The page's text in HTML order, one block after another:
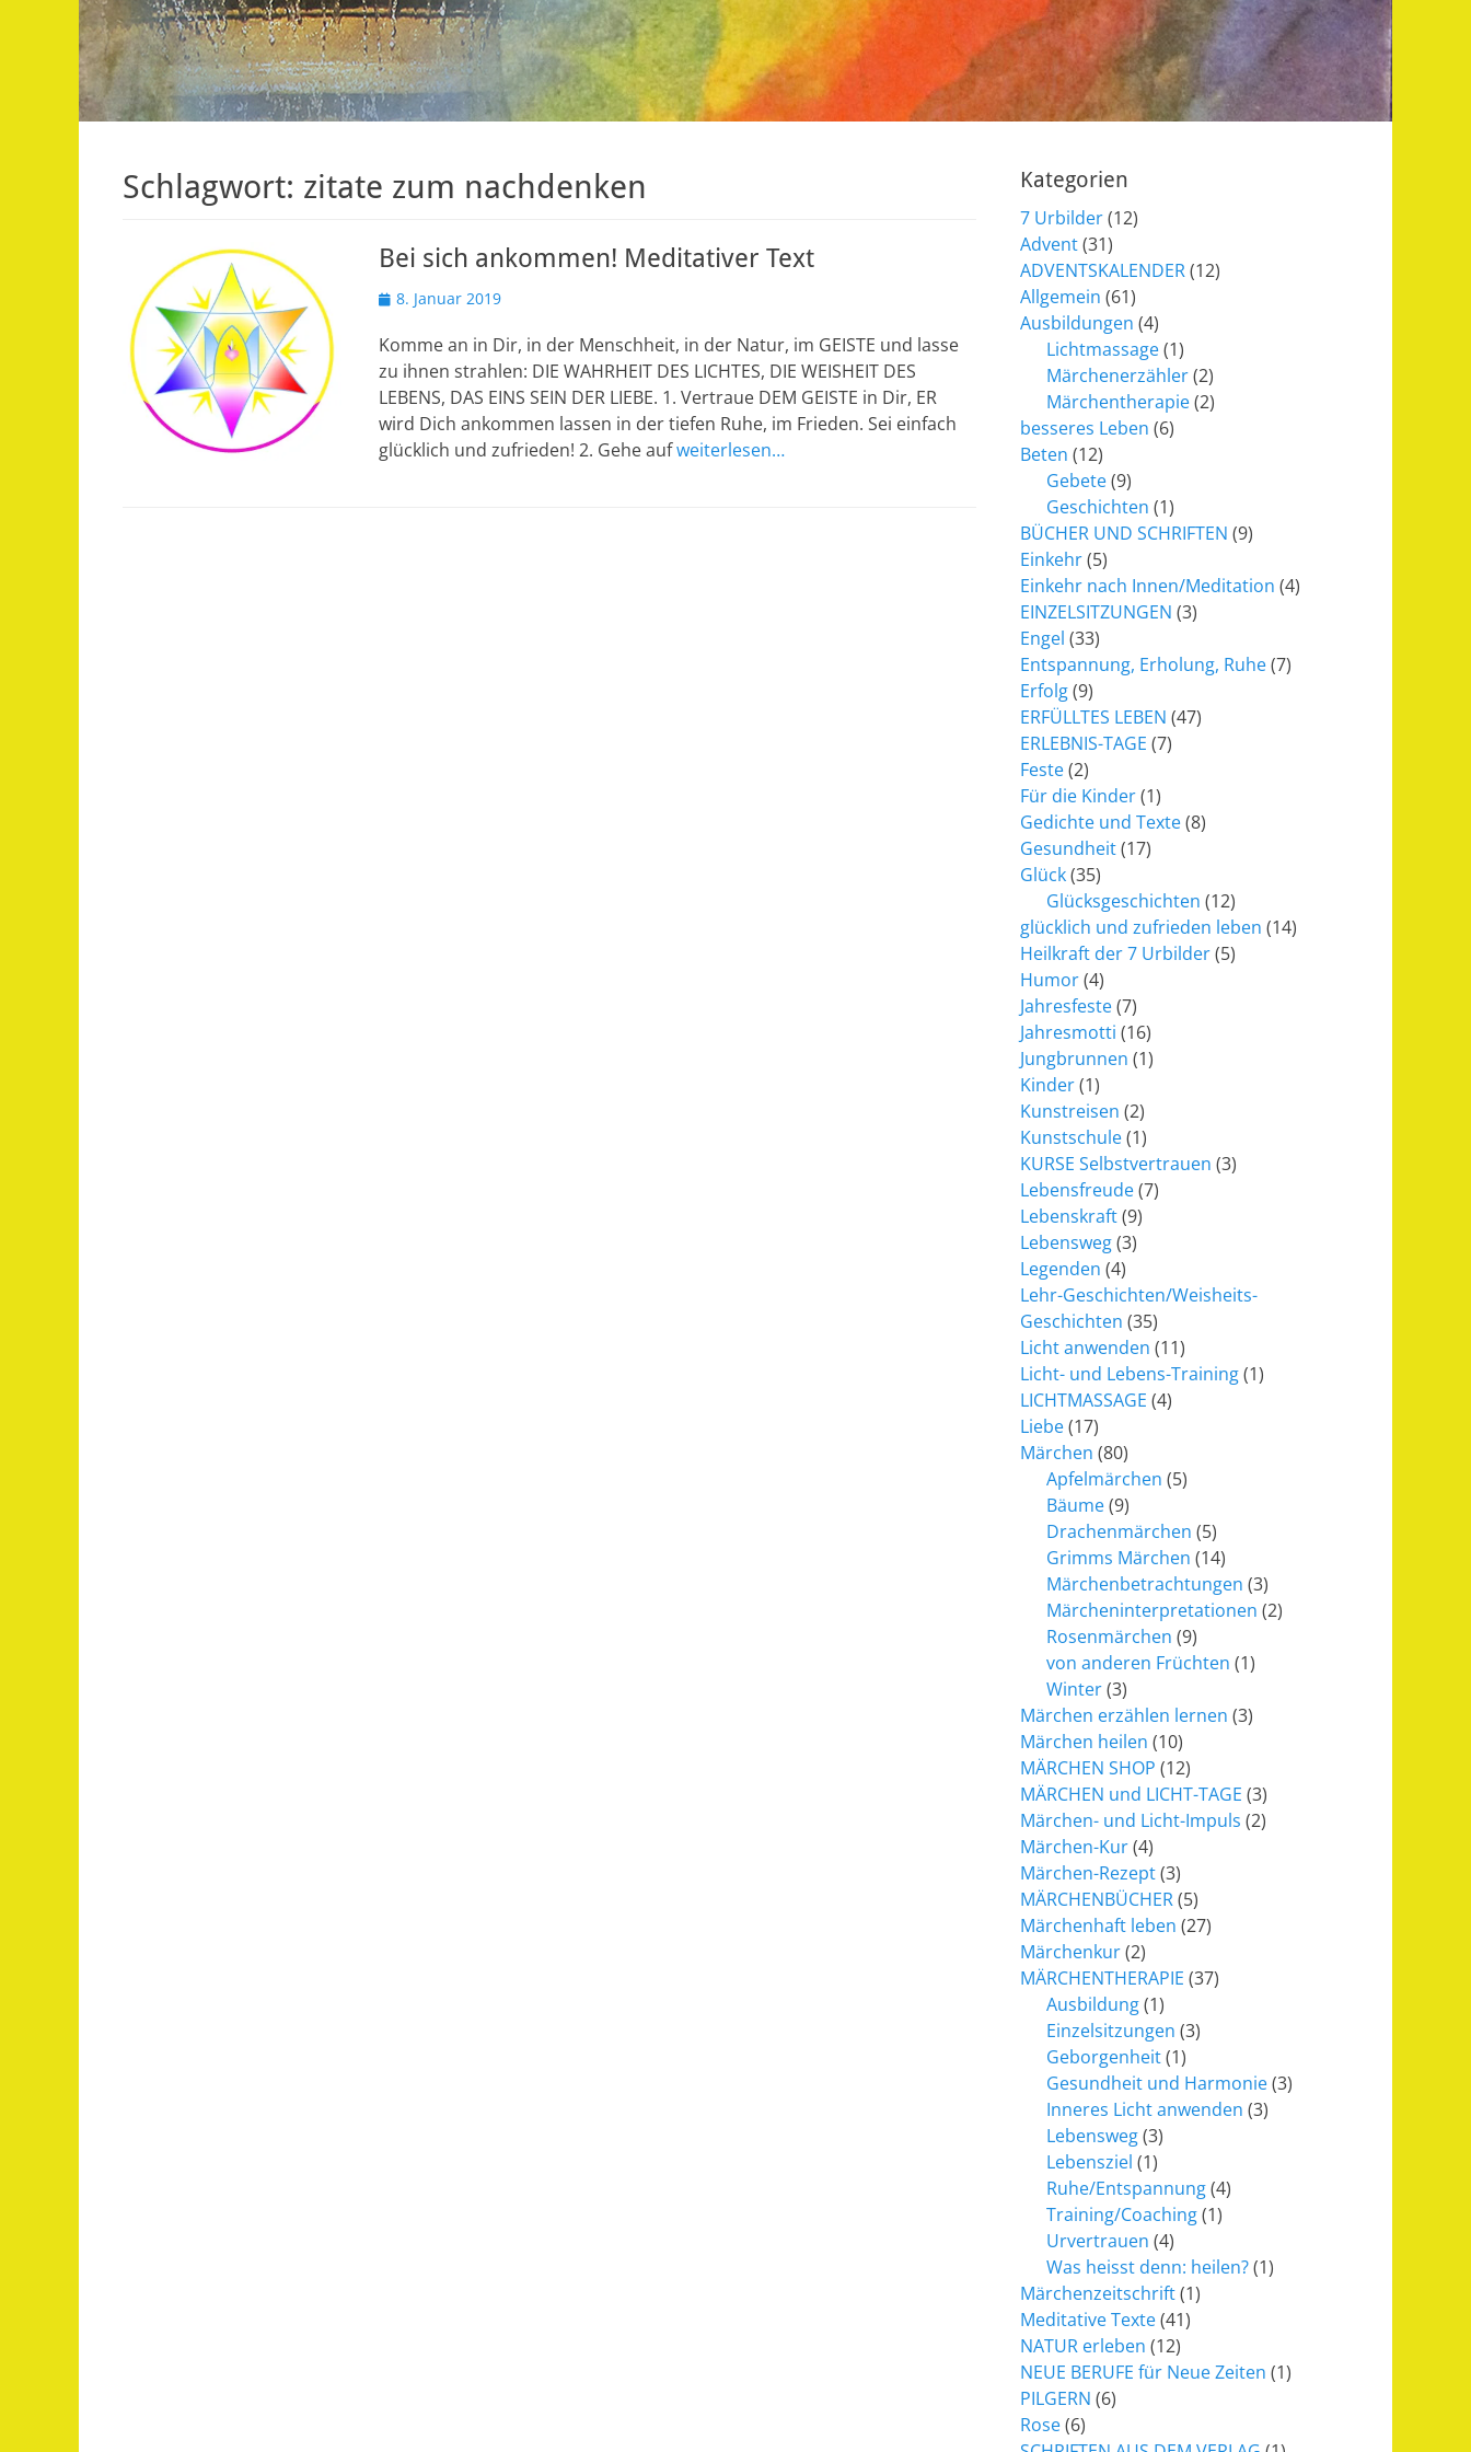
Schlagwort: zitate zum nachdenken
Bei sich ankommen! Meditativer Text
Veröffentlicht
8. Januar 2019
Komme an in Dir, in der Menschheit, in der Natur, im GEISTE und lasse
zu ihnen strahlen: DIE WAHRHEIT DES LICHTES, DIE WEISHEIT DES
LEBENS, DAS EINS SEIN DER LIEBE. 1. Vertraue DEM GEISTE in Dir, ER
wird Dich ankommen lassen in der tiefen Ruhe, im Frieden. Sei einfach
glücklich und zufrieden! 2. Gehe aufweiterlesen…
Kategorien
7 Urbilder(12)
Advent(31)
ADVENTSKALENDER(12)
Allgemein (61)
Ausbildungen (4)
Lichtmassage(1)
Märchenerzähler(2)
Märchentherapie(2)
besseres Leben (6)
Beten (12)
Gebete(9)
Geschichten (1)
BÜCHER UND SCHRIFTEN (9)
Einkehr(5)
Einkehr nach Innen/Meditation (4)
EINZELSITZUNGEN (3)
Engel (33)
Entspannung, Erholung, Ruhe(7)
Erfolg(9)
ERFÜLLTES LEBEN (47)
ERLEBNIS-TAGE (7)
Feste(2)
Für die Kinder(1)
Gedichte und Texte(8)
Gesundheit(17)
Glück(35)
Glücksgeschichten (12)
glücklich und zufrieden leben (14)
Heilkraft der 7 Urbilder(5)
Humor(4)
Jahresfeste(7)
Jahresmotti (16)
Jungbrunnen (1)
Kinder(1)
Kunstreisen (2)
Kunstschule(1)
KURSE Selbstvertrauen (3)
Lebensfreude(7)
Lebenskraft(9)
Lebensweg(3)
Legenden (4)
Lehr-Geschichten/Weisheits-
Geschichten (35)
Licht anwenden (11)
Licht- und Lebens-Training(1)
LICHTMASSAGE (4)
Liebe(17)
Märchen (80)
Apfelmärchen (5)
Bäume(9)
Drachenmärchen (5)
Grimms Märchen (14)
Märchenbetrachtungen (3)
Märcheninterpretationen (2)
Rosenmärchen (9)
von anderen Früchten (1)
Winter(3)
Märchen erzählen lernen (3)
Märchen heilen (10)
MÄRCHEN SHOP (12)
MÄRCHEN und LICHT-TAGE (3)
Märchen- und Licht-Impuls (2)
Märchen-Kur(4)
Märchen-Rezept(3)
MÄRCHENBÜCHER(5)
Märchenhaft leben (27)
Märchenkur(2)
MÄRCHENTHERAPIE (37)
Ausbildung(1)
Einzelsitzungen (3)
Geborgenheit(1)
Gesundheit und Harmonie(3)
Inneres Licht anwenden (3)
Lebensweg(3)
Lebensziel (1)
Ruhe/Entspannung(4)
Training/Coaching(1)
Urvertrauen (4)
Was heisst denn: heilen?(1)
Märchenzeitschrift(1)
Meditative Texte(41)
NATUR erleben (12)
NEUE BERUFE für Neue Zeiten (1)
PILGERN (6)
Rose(6)